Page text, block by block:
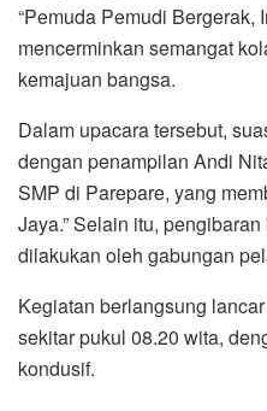
“Pemuda Pemudi Bergerak,
mencerminkan semangat
kemajuan bangsa.
Dalam upacara tersebut,
dengan penampilan Andi
SMP di Parepare, yang
Jaya.” Selain itu,
dilakukan oleh gabungan
Kegiatan berlangsung
sekitar pukul 08.20 wita,
kondusif.